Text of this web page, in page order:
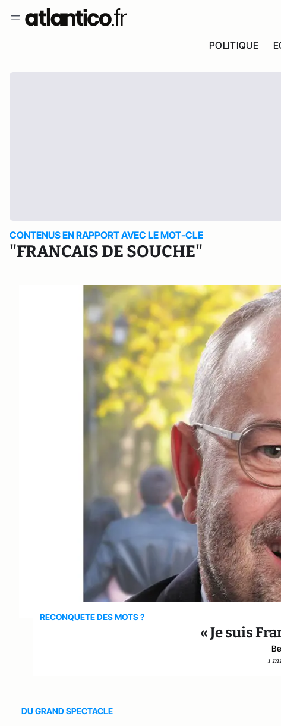
POLITIQUE
CONTENUS EN RAPPORT AVEC LE MOT-CLE
"FRANCAIS DE SOUCHE"
RECONQUETE DES MOTS ?
« Je suis
1
DU GRAND SPECTACLE